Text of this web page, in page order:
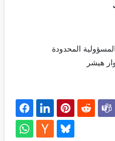
المحدودة